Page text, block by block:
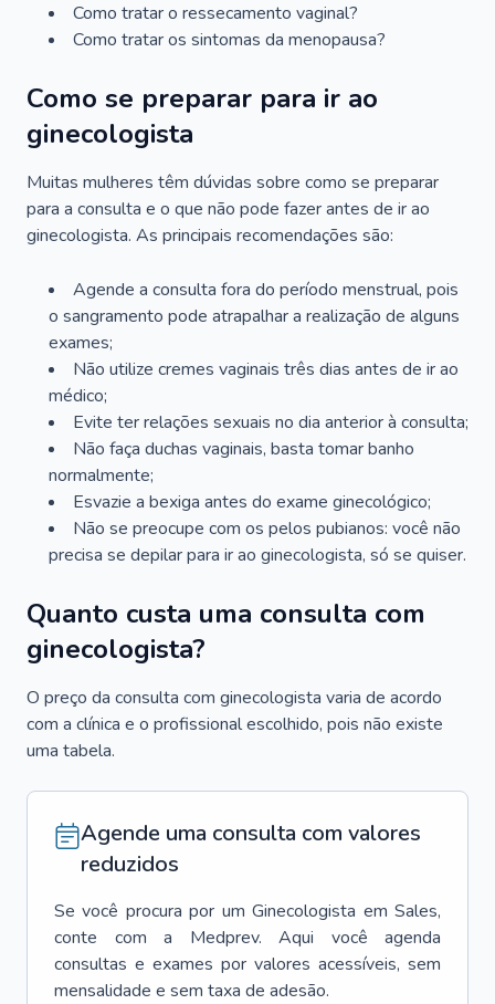
Como tratar o ressecamento vaginal?
Como tratar os sintomas da menopausa?
Como se preparar para ir ao
ginecologista
Muitas mulheres têm dúvidas sobre como se preparar
para a consulta e o que não pode fazer antes de ir ao
ginecologista. As principais recomendações são:
Agende a consulta fora do período menstrual, pois
o sangramento pode atrapalhar a realização de alguns
exames;
Não utilize cremes vaginais três dias antes de ir ao
médico;
Evite ter relações sexuais no dia anterior à consulta;
Não faça duchas vaginais, basta tomar banho
normalmente;
Esvazie a bexiga antes do exame ginecológico;
Não se preocupe com os pelos pubianos: você não
precisa se depilar para ir ao ginecologista, só se quiser.
Quanto custa uma consulta com
ginecologista?
O preço da consulta com ginecologista varia de acordo
com a clínica e o profissional escolhido, pois não existe
uma tabela.
Agende uma consulta com valores
reduzidos
Se você procura por um Ginecologista em Sales,
conte com a Medprev. Aqui você agenda
consultas e exames por valores acessíveis, sem
mensalidade e sem taxa de adesão.